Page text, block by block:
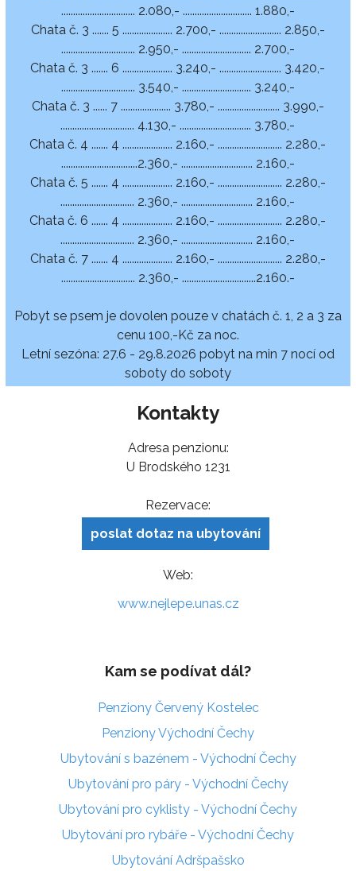
............................... 2.080,- ............................. 1.880,-
Chata č. 3 ....... 5 ..................... 2.700,- .......................... 2.850,-
............................... 2.950,- ............................. 2.700,-
Chata č. 3 ....... 6 ..................... 3.240,- .......................... 3.420,-
............................... 3.540,- ............................. 3.240,-
Chata č. 3 ...... 7 ..................... 3.780,- .......................... 3.990,-
............................... 4.130,- .............................. 3.780,-
Chata č. 4 ....... 4 ..................... 2.160,- ........................... 2.280,-
................................2.360,- .............................. 2.160,-
Chata č. 5 ....... 4 ..................... 2.160,- ........................... 2.280,-
............................... 2.360,- .............................. 2.160,-
Chata č. 6 ....... 4 ..................... 2.160,- ........................... 2.280,-
............................... 2.360,- .............................. 2.160,-
Chata č. 7 ....... 4 ..................... 2.160,- ........................... 2.280,-
............................... 2.360,- ...............................2.160.-
Pobyt se psem je dovolen pouze v chatách č. 1, 2 a 3 za
cenu 100,-Kč za noc.
Letní sezóna: 27.6 - 29.8.2026 pobyt na min 7 nocí od
soboty do soboty
Kontakty
Adresa penzionu:
U Brodského 1231
Rezervace:
poslat dotaz na ubytování
Web:
www.nejlepe.unas.cz
Kam se podívat dál?
Penziony Červený Kostelec
Penziony Východní Čechy
Ubytování s bazénem - Východní Čechy
Ubytování pro páry - Východní Čechy
Ubytování pro cyklisty - Východní Čechy
Ubytování pro rybáře - Východní Čechy
Ubytování Adršpašsko